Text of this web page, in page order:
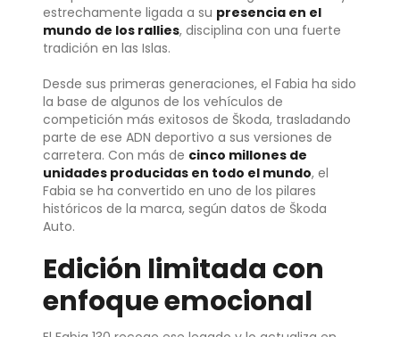
estrechamente ligada a su presencia en el
mundo de los rallies, disciplina con una fuerte
tradición en las Islas.
Desde sus primeras generaciones, el Fabia ha sido
la base de algunos de los vehículos de
competición más exitosos de Škoda, trasladando
parte de ese ADN deportivo a sus versiones de
carretera. Con más de cinco millones de
unidades producidas en todo el mundo, el
Fabia se ha convertido en uno de los pilares
históricos de la marca, según datos de Škoda
Auto.
Edición limitada con
enfoque emocional